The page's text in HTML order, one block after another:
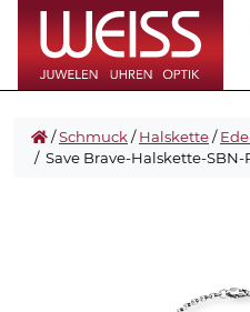
/Schmuck/Halskette/
/ Save Brave-Halskette-SBN-